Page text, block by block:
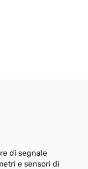
di segnale
e sensori di